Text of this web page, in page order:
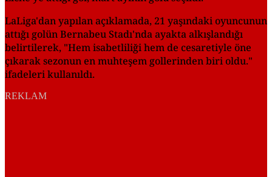
LaLiga'dan yapılan açıklamada, 21 yaşındaki oyuncunun
attığı golün Bernabeu Stadı'nda ayakta alkışlandığı
belirtilerek, "Hem isabetliliği hem de cesaretiyle öne
çıkarak sezonun en muhteşem gollerinden biri oldu."
ifadeleri kullanıldı.
REKLAM